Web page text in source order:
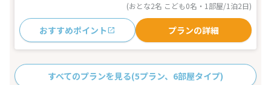
(おとな2名 こども0名・1部屋/1泊2日)
おすすめポイント プランの詳細
すべてのプランを見る(5プラン、6部屋タイプ)